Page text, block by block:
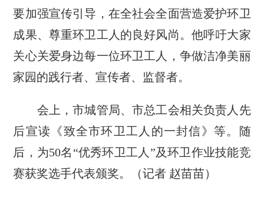
要加强宣传引导，在全社会全面营造爱护环卫
成果、尊重环卫工人的良好风尚。他呼吁大家
关心关爱身边每一位环卫工人，争做洁净美丽
家园的践行者、宣传者、监督者。
会上，市城管局、市总工会相关负责人先
后宣读《致全市环卫工人的一封信》等。随
后，为50名“优秀环卫工人”及环卫作业技能竞
赛获奖选手代表颁奖。（记者 赵苗苗）